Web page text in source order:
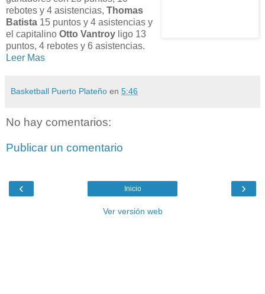
rebotes y 4 asistencias, Thomas
Batista 15 puntos y 4 asistencias y
el capitalino Otto Vantroy ligo 13
puntos, 4 rebotes y 6 asistencias.
Leer Mas
Basketball Puerto Plateño en 5:46
No hay comentarios:
Publicar un comentario
‹ ›
Inicio
Ver versión web